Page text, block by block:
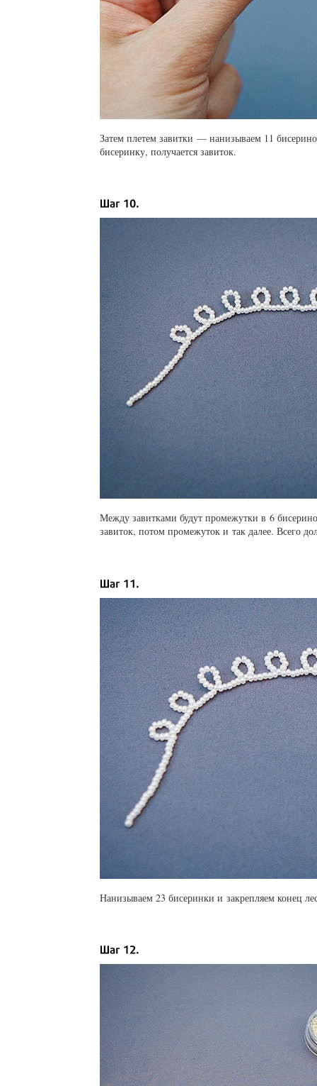
Затем плетем завитки — нанизываем 11
бисеринку, получается завиток.
Между завитками будут промежутки в 6
завиток, потом промежуток и так далее. Всего
Нанизываем 23 бисеринки и закрепляем конец